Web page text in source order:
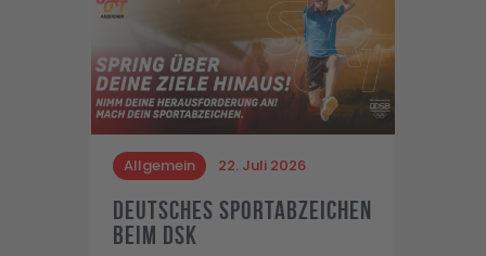
Allgemein 22. Juli 2026
Deutsches Sportabzeichen
beim DSK